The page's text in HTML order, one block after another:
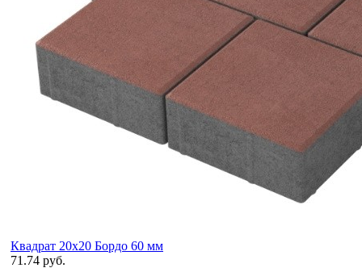
Квадрат 20х20 Бордо 60 мм
71.74 руб.